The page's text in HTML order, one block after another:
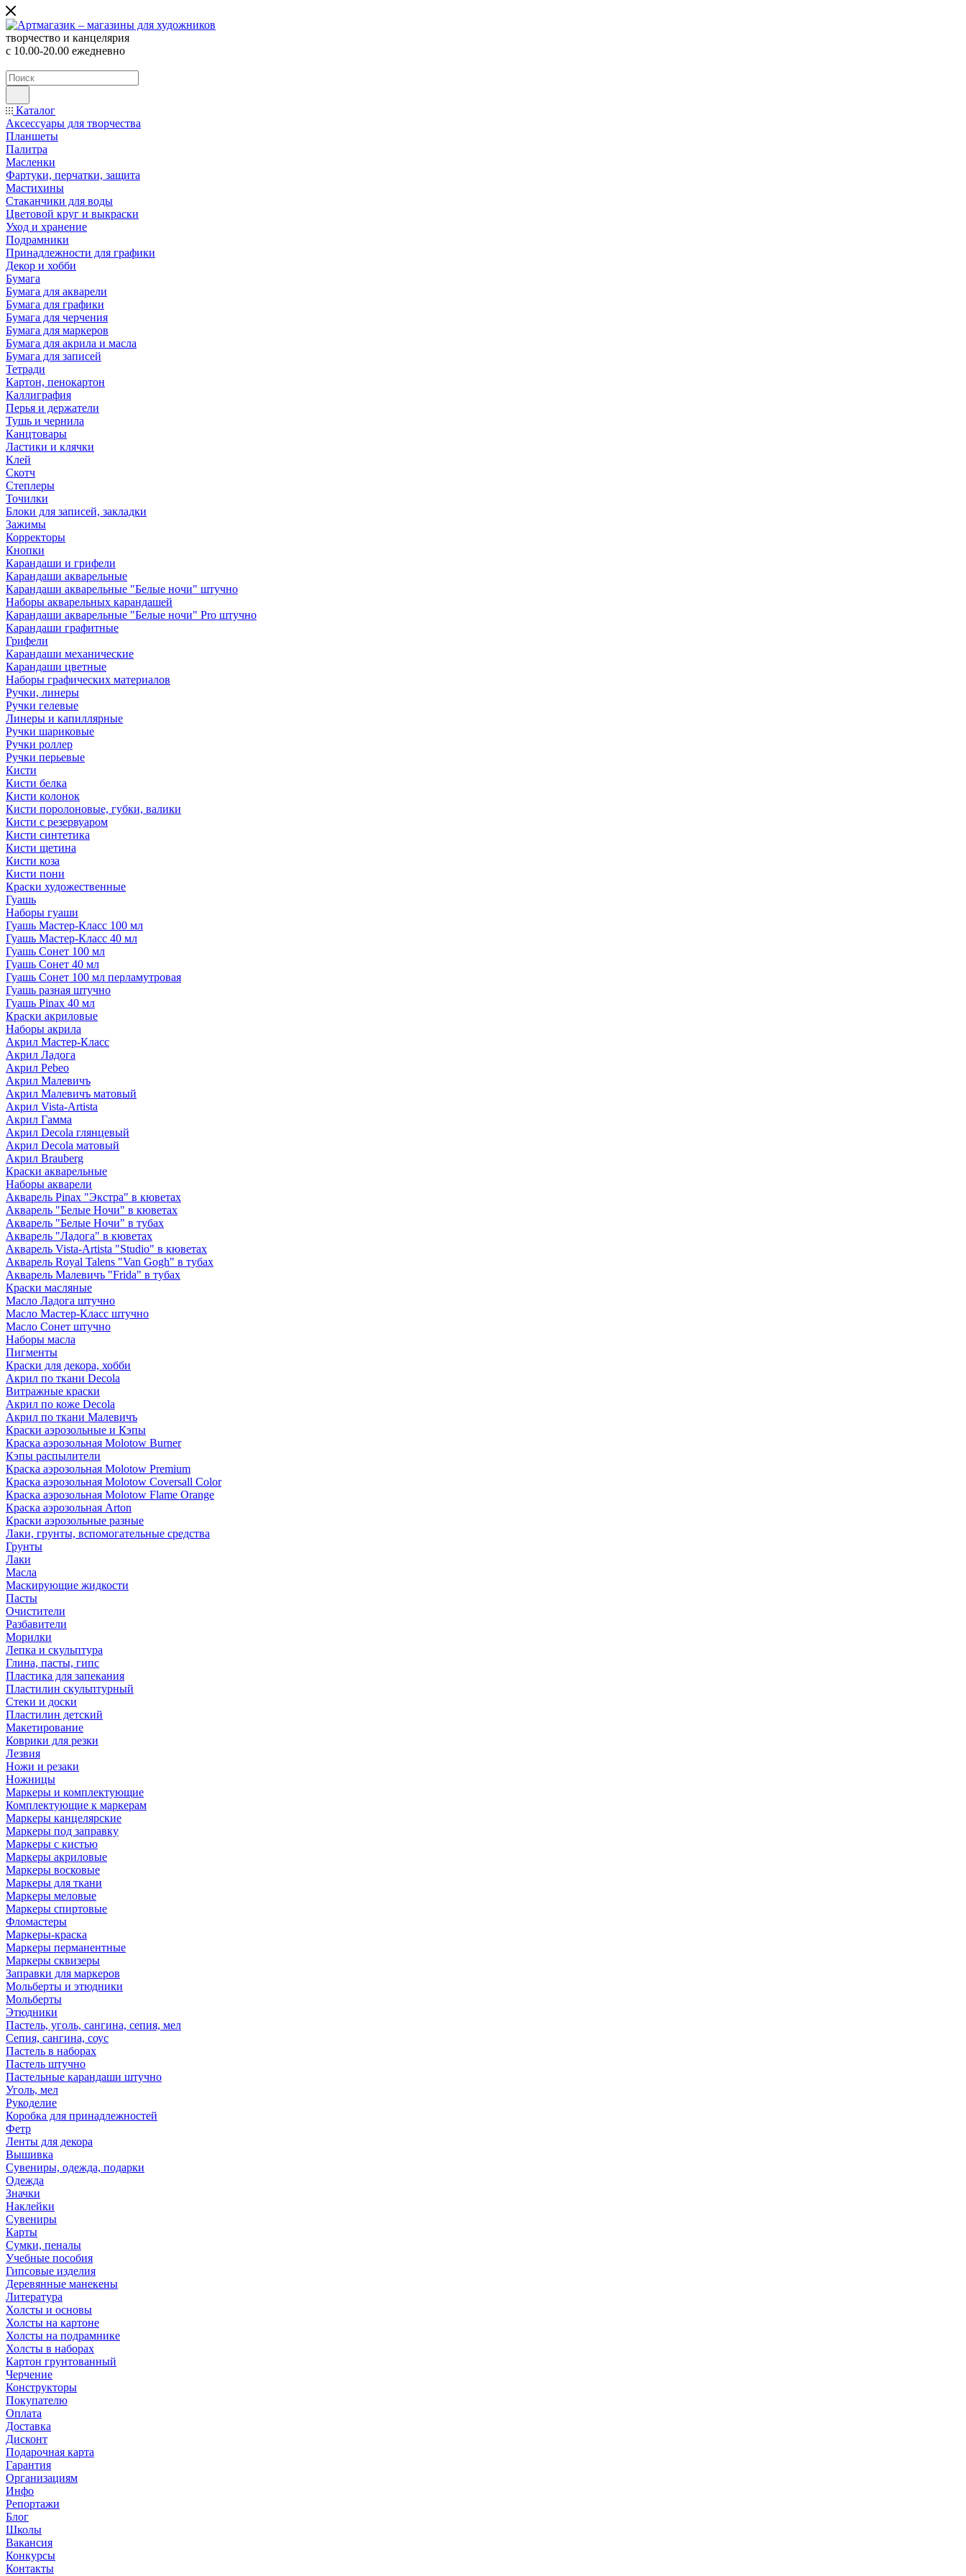
творчество и канцелярия
с 10.00-20.00 ежедневно
Каталог
Аксессуары для творчества
Планшеты
Палитра
Масленки
Фартуки, перчатки, защита
Мастихины
Стаканчики для воды
Цветовой круг и выкраски
Уход и хранение
Подрамники
Принадлежности для графики
Декор и хобби
Бумага
Бумага для акварели
Бумага для графики
Бумага для черчения
Бумага для маркеров
Бумага для акрила и масла
Бумага для записей
Тетради
Картон, пенокартон
Каллиграфия
Перья и держатели
Тушь и чернила
Канцтовары
Ластики и клячки
Клей
Скотч
Степлеры
Точилки
Блоки для записей, закладки
Зажимы
Корректоры
Кнопки
Карандаши и грифели
Карандаши акварельные
Карандаши акварельные "Белые ночи" штучно
Наборы акварельных карандашей
Карандаши акварельные "Белые ночи" Pro штучно
Карандаши графитные
Грифели
Карандаши механические
Карандаши цветные
Наборы графических материалов
Ручки, линеры
Ручки гелевые
Линеры и капиллярные
Ручки шариковые
Ручки роллер
Ручки перьевые
Кисти
Кисти белка
Кисти колонок
Кисти поролоновые, губки, валики
Кисти с резервуаром
Кисти синтетика
Кисти щетина
Кисти коза
Кисти пони
Краски художественные
Гуашь
Наборы гуаши
Гуашь Мастер-Класс 100 мл
Гуашь Мастер-Класс 40 мл
Гуашь Сонет 100 мл
Гуашь Сонет 40 мл
Гуашь Сонет 100 мл перламутровая
Гуашь разная штучно
Гуашь Pinax 40 мл
Краски акриловые
Наборы акрила
Акрил Мастер-Класс
Акрил Ладога
Акрил Pebeo
Акрил Малевичъ
Акрил Малевичъ матовый
Акрил Vista-Artista
Акрил Гамма
Акрил Decola глянцевый
Акрил Decola матовый
Акрил Brauberg
Краски акварельные
Наборы акварели
Акварель Pinax "Экстра" в кюветах
Акварель "Белые Ночи" в кюветах
Акварель "Белые Ночи" в тубах
Акварель "Ладога" в кюветах
Акварель Vista-Artista "Studio" в кюветах
Акварель Royal Talens "Van Gogh" в тубах
Акварель Малевичъ "Frida" в тубах
Краски масляные
Масло Ладога штучно
Масло Мастер-Класс штучно
Масло Сонет штучно
Наборы масла
Пигменты
Краски для декора, хобби
Акрил по ткани Decola
Витражные краски
Акрил по коже Decola
Акрил по ткани Малевичъ
Краски аэрозольные и Кэпы
Краска аэрозольная Molotow Burner
Кэпы распылители
Краска аэрозольная Molotow Premium
Краска аэрозольная Molotow Coversall Color
Краска аэрозольная Molotow Flame Orange
Краска аэрозольная Arton
Краски аэрозольные разные
Лаки, грунты, вспомогательные средства
Грунты
Лаки
Масла
Маскирующие жидкости
Пасты
Очистители
Разбавители
Морилки
Лепка и скульптура
Глина, пасты, гипс
Пластика для запекания
Пластилин скульптурный
Стеки и доски
Пластилин детский
Макетирование
Коврики для резки
Лезвия
Ножи и резаки
Ножницы
Маркеры и комплектующие
Комплектующие к маркерам
Маркеры канцелярские
Маркеры под заправку
Маркеры с кистью
Маркеры акриловые
Маркеры восковые
Маркеры для ткани
Маркеры меловые
Маркеры спиртовые
Фломастеры
Маркеры-краска
Маркеры перманентные
Маркеры сквизеры
Заправки для маркеров
Мольберты и этюдники
Мольберты
Этюдники
Пастель, уголь, сангина, сепия, мел
Сепия, сангина, соус
Пастель в наборах
Пастель штучно
Пастельные карандаши штучно
Уголь, мел
Рукоделие
Коробка для принадлежностей
Фетр
Ленты для декора
Вышивка
Сувениры, одежда, подарки
Одежда
Значки
Наклейки
Сувениры
Карты
Сумки, пеналы
Учебные пособия
Гипсовые изделия
Деревянные манекены
Литература
Холсты и основы
Холсты на картоне
Холсты на подрамнике
Холсты в наборах
Картон грунтованный
Черчение
Конструкторы
Покупателю
Оплата
Доставка
Дисконт
Подарочная карта
Гарантия
Организациям
Инфо
Репортажи
Блог
Школы
Вакансия
Конкурсы
Контакты